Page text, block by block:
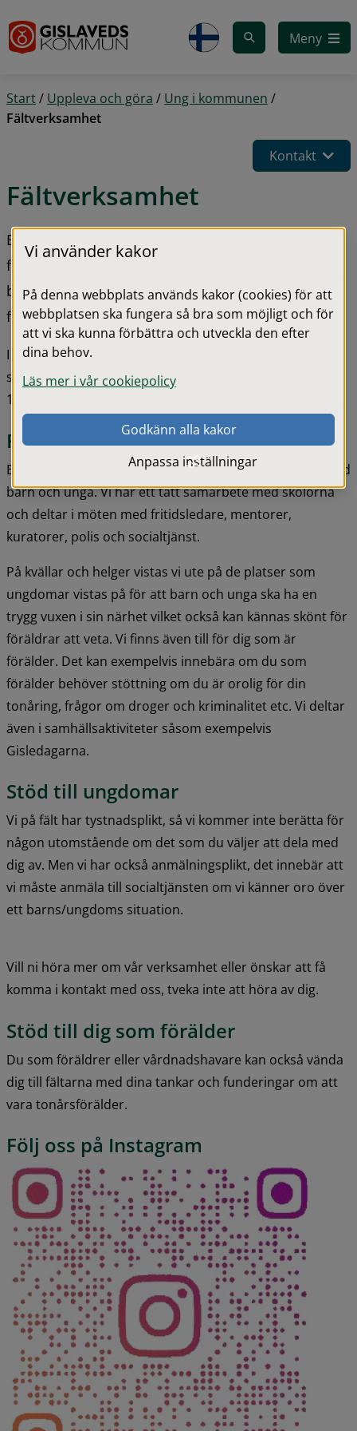
Meny
Start/ Uppleva och göra / Ung i kommunen /
Fältverksamhet
Kontakt
Fältverksamhet
En fältares främsta uppgifter är att arbeta
förebyggande och uppsökande. Vi finns till för alla
barn och unga i kommunen och för oss är inga
frågor för stora eller för små.
I kommunen är vi tre fältsekreterare som finns till för att
stötta, hjälpa och lyssna på barn och ungdomar i åldern
12-18 år.
Fältare
Ett av fältverksamhetens viktigaste mål är att synas bland
barn och unga. Vi har ett tätt samarbete med skolorna
och deltar i möten med fritidsledare, mentorer,
kuratorer, polis och socialtjänst.
På kvällar och helger vistas vi ute på de platser som
ungdomar vistas på för att barn och unga ska ha en
trygg vuxen i sin närhet vilket också kan kännas skönt för
föräldrar att veta. Vi finns även till för dig som är
förälder. Det kan exempelvis innebära om du som
förälder behöver stöttning om du är orolig för din
tonåring, frågor om droger och kriminalitet etc. Vi deltar
även i samhällsaktiviteter såsom exempelvis
Gisledagarna.
Stöd till ungdomar
Vi på fält har tystnadsplikt, så vi kommer inte berätta för
någon utomstående om det som du väljer att dela med
dig av. Men vi har också anmälningsplikt, det innebär att
vi måste anmäla till socialtjänsten om vi känner oro över
ett barns/ungdoms situation.
Vill ni höra mer om vår verksamhet eller önskar att få
komma i kontakt med oss, tveka inte att höra av dig.
Stöd till dig som förälder
Du som föräldrer eller vårdnadshavare kan också vända
dig till fältarna med dina tankar och funderingar om att
vara tonårsförälder.
Följ oss på Instagram
Vi använder kakor
På denna webbplats används kakor (cookies) för att
webbplatsen ska fungera så bra som möjligt och för
att vi ska kunna förbättra och utveckla den efter
dina behov.
Läs mer i vår cookiepolicy
Godkänn alla kakor
Anpassa inställningar